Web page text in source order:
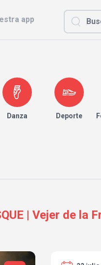
app
Danza Deporte
| Vejer de la